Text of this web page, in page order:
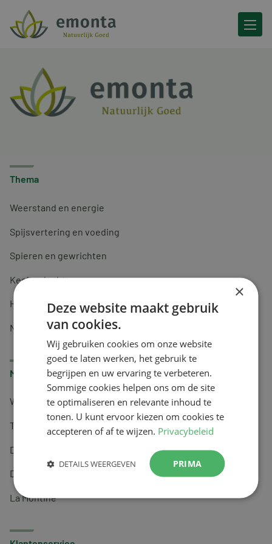
Ga naar de inhoud
Thema
Weerstand en energie
Spijsvertering en voeding
Spieren en gewrichten
Keel en luchtwegen
Huidverzorging
Nachtrust
Merken
Wapiti
Tai-Ginseng
Dermagíq
Draisma
La Montine
×
Deze website maakt gebruik
van cookies.
Wij gebruiken cookies om onze website
goed te laten werken, het gebruik te
begrijpen en uw ervaring te verbeteren.
Sommige cookies helpen ons om de site
te optimaliseren en relevante inhoud te
tonen. U kunt ervoor kiezen om cookies te
accepteren of af te wijzen. Privacybeleid
PRIMA
DETAILS WEERGEVEN